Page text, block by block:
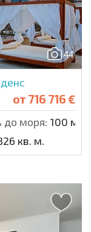
44
от 716 716 €
до моря: 100 м.
кв. м.